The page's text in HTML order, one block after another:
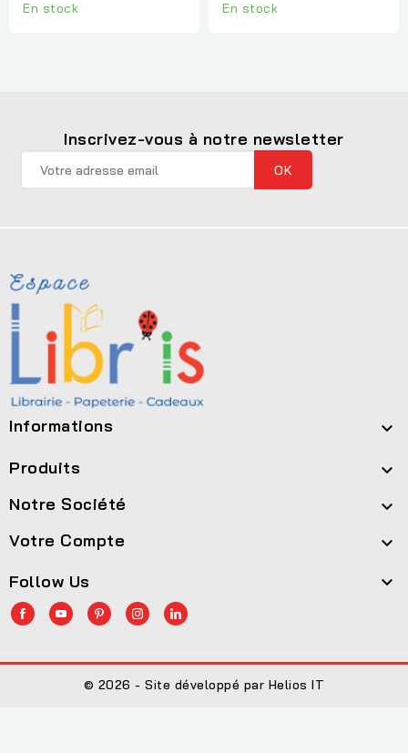
En stock En stock
Inscrivez-vous à notre newsletter
Informations 
Produits 
Notre Société 
Votre Compte 
Follow Us 
© 2026 - Site développé par Helios IT